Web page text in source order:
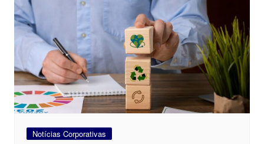
Notícias Corporativas